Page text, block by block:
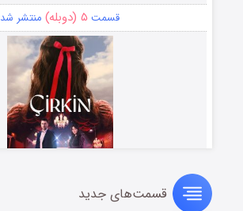
قسمت ۵ (دوبله) منتشر شد
سریال زشتقسمت‌های جدید